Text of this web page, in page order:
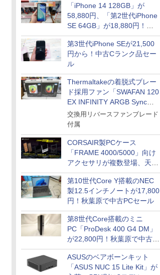
「iPhone 14 128GB」が
58,880円、「第2世代iPhone
SE 64GB」が18,880円！中
古Bランク品セール
第3世代iPhone SEが21,500
円から！中古Cランク品セー
ル
Thermaltakeの着脱式ブレー
ド採用ファン「SWAFAN 120
EX INFINITY ARGB Sync」
に単品パッケージ
交換用リバースファンブレード
付属
CORSAIR製PCケース
「FRAME 4000/5000」向け
アクセサリが複数登場、天然
木製パネルや背面コネクタ対
応トレイなど
第10世代Core Y搭載のNEC
製12.5インチノートが17,800
円！秋葉原で中古PCセール
第8世代Core搭載のミニ
PC「ProDesk 400 G4 DM」
が22,800円！秋葉原で中古
PCセール
ASUSのベアボーンキット
「ASUS NUC 15 Lite Kit」が